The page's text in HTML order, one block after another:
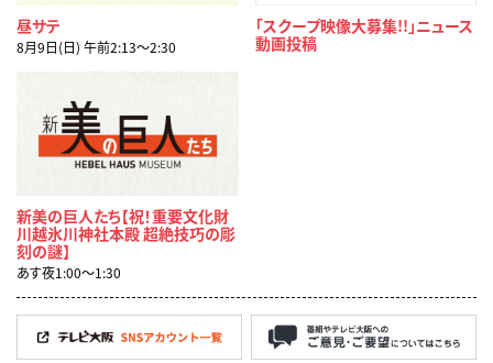
昼サテ
8月9日(日) 午前2:13〜2:30
「スクープ映像大募集!!」ニュース
動画投稿
新美の巨人たち【祝！重要文化財
川越氷川神社本殿 超絶技巧の彫
刻の謎】
あす夜1:00〜1:30